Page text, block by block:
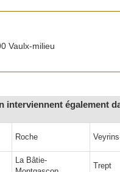
Vaulx-milieu
interviennent également
Roche
La Bâtie-
Trept